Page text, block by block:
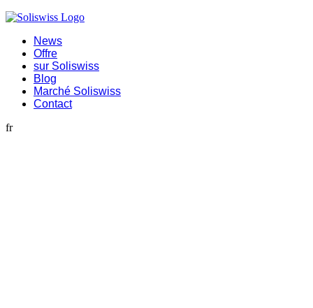
News
Offre
sur Soliswiss
Blog
Marché Soliswiss
Contact
fr